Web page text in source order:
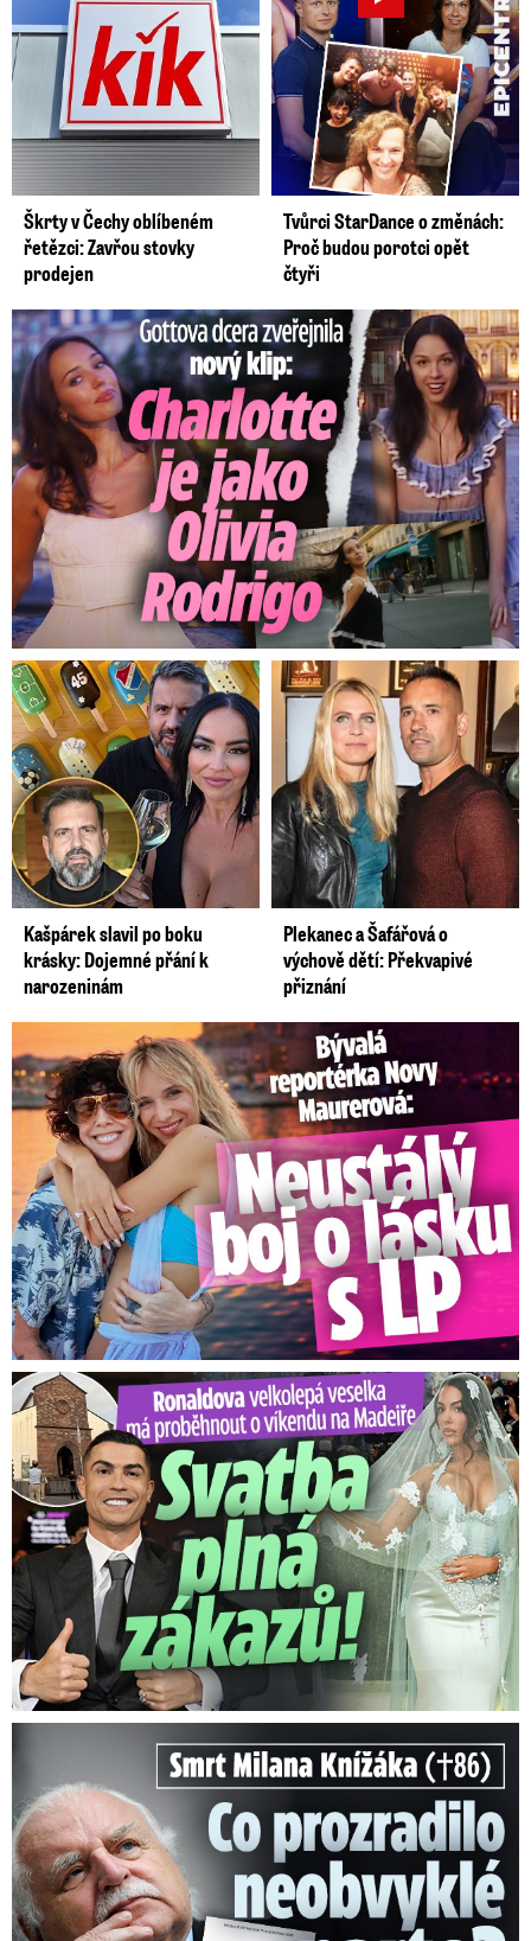
Škrty v Čechy oblíbeném
řetězci: Zavřou stovky
prodejen
Tvůrci StarDance o změnách:
Proč budou porotci opět
čtyři
Gottova dcera zveřejnila nový klip: Je jako Olivie Rodrigo!
Kašpárek slavil po boku
krásky: Dojemné přání k
narozeninám
Plekanec a Šafářová o
výchově dětí: Překvapivé
přiznání
Bývalá reportérka Novy Maurerová: Neustálý boj o lásku s ...
Ronaldova velkolepá veselka na Madeiře: Svatba plná zákazů!
Smrt Milana Knížáka (†86): Co prozradilo neobvyklé parte?